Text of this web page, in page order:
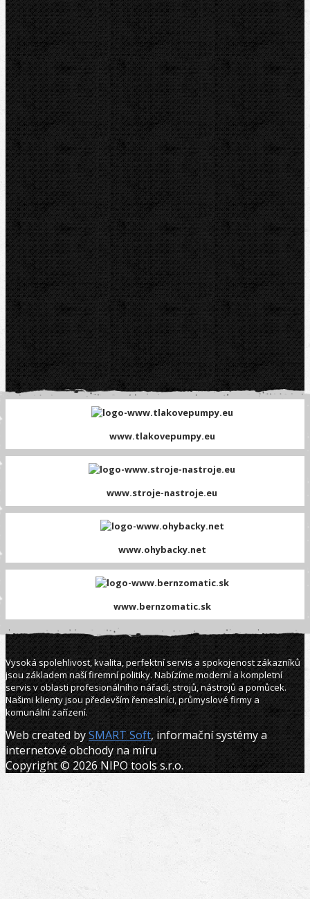
RYOBI
Kontakt
NIPO Tools s.r.o
Lipová 7
CZ-763 26 LUHAČOVICE
Telefon obj.:
602 719 020
Telefon fakt.:
608 719 020
E-mail:
nipo@nipo.cz
Platební brána GOPAY
www.tlakovepumpy.eu
www.stroje-nastroje.eu
www.ohybacky.net
www.bernzomatic.sk
Vysoká spolehlivost, kvalita, perfektní servis a spokojenost zákazníků
jsou základem naší firemní politiky. Nabízíme moderní a kompletní
servis v oblasti profesionálního nářadí, strojů, nástrojů a pomůcek.
Našimi klienty jsou především řemeslníci, průmyslové firmy a
komunální zařízení.
Web created bySMART Soft, informační systémy a
internetové obchody na míru
Copyright © 2026 NIPO tools s.r.o.